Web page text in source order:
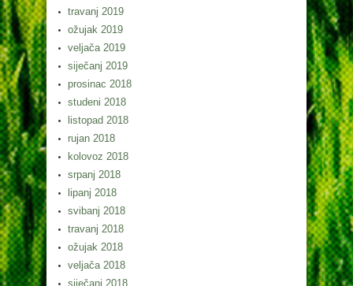
travanj 2019
ožujak 2019
veljača 2019
siječanj 2019
prosinac 2018
studeni 2018
listopad 2018
rujan 2018
kolovoz 2018
srpanj 2018
lipanj 2018
svibanj 2018
travanj 2018
ožujak 2018
veljača 2018
siječanj 2018